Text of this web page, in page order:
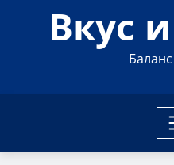
Вкус